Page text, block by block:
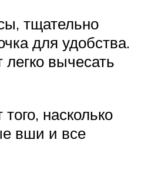
тщательно
для удобства.
вычесать
насколько
вши и все